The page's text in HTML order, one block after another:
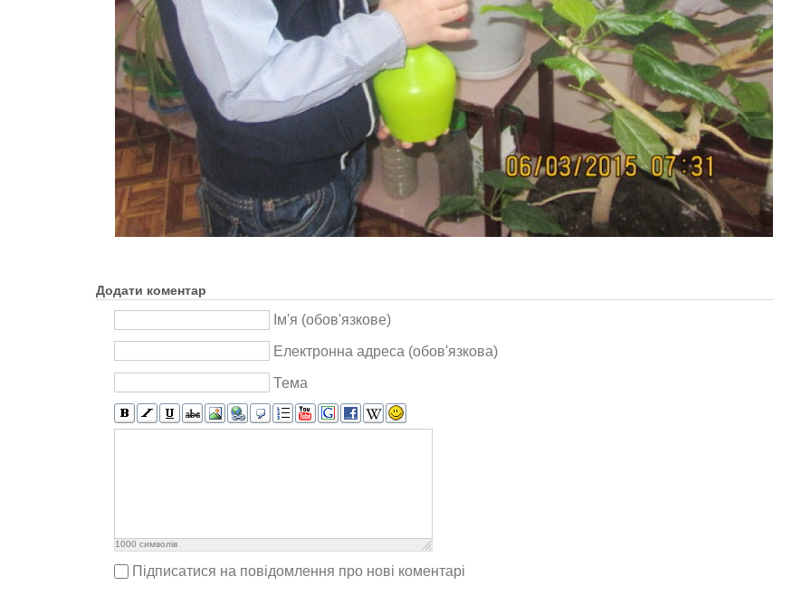
Додати коментар
Ім'я (обов'язкове)
Електронна адреса (обов'язкова)
Тема
1000 символів
Підписатися на повідомлення про нові коментарі